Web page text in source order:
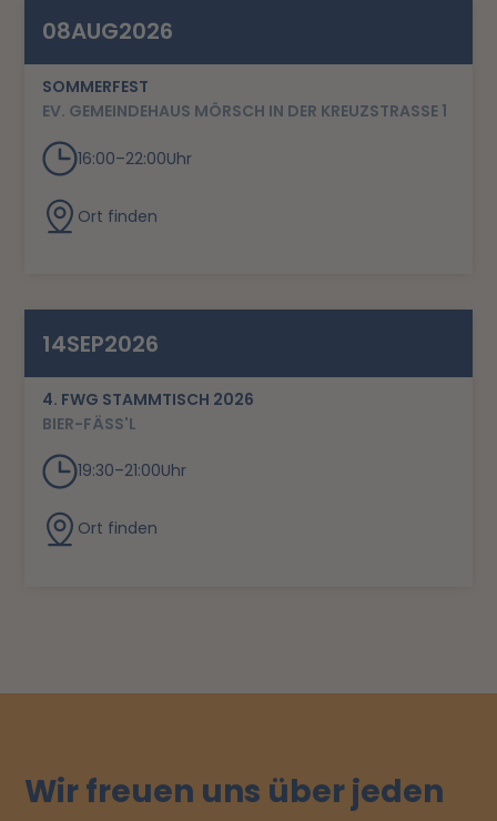
08AUG2026
SOMMERFEST
EV. GEMEINDEHAUS MÖRSCH IN DER KREUZSTRASSE 1
16:00–22:00Uhr
Ort finden
14SEP2026
4. FWG STAMMTISCH 2026
BIER-FÄSS'L
19:30–21:00Uhr
Ort finden
Wir freuen uns über jeden